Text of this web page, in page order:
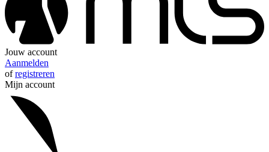
Jouw account
Aanmelden
ofregistreren
Mijn account